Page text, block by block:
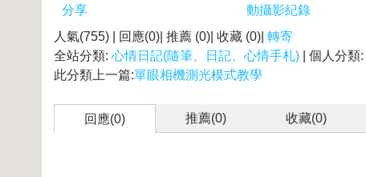
分享
動攝影紀錄
人氣(755) | 回應(0)| 推薦 (0)| 收藏 (0)| 轉寄
全站分類: 心情日記(隨筆、日記、心情手札) | 個人分類:
此分類上一篇:單眼相機測光模式教學
回應(0) 推薦(0) 收藏(0)